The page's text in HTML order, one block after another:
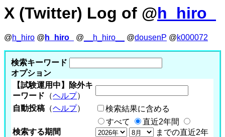
X (Twitter) Log of @h_hiro_
@h_hiro @ h_hiro_ @ __h_hiro__ @dousenP @k000072
検索キーワード
オプション
【試験運用中】除外キ
ーワード （ヘルプ）
自動投稿 （ヘルプ） 検索結果に含める
検索する期間
すべて
直近2年間
までの直近2年